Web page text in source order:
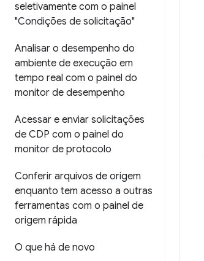
seletivamente com o painel
"Condições de solicitação"
Analisar o desempenho do
ambiente de execução em
tempo real com o painel do
monitor de desempenho
Acessar e enviar solicitações
de CDP com o painel do
monitor de protocolo
Conferir arquivos de origem
enquanto tem acesso a outras
ferramentas com o painel de
origem rápida
O que há de novo